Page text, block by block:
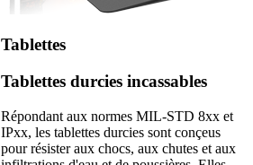
Tablettes
Tablettes durcies incassables
Répondant aux normes MIL-STD 8xx et
IPxx, les tablettes durcies sont conçeus
pour résister aux chocs, aux chutes et aux